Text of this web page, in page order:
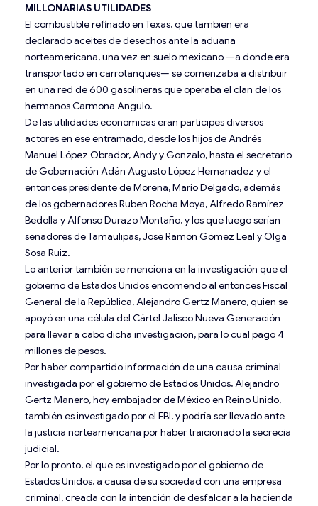
MILLONARIAS UTILIDADES
El combustible refinado en Texas, que también era
declarado aceites de desechos ante la aduana
norteamericana, una vez en suelo mexicano —a donde era
transportado en carrotanques— se comenzaba a distribuir
en una red de 600 gasolineras que operaba el clan de los
hermanos Carmona Angulo.
De las utilidades económicas eran partícipes diversos
actores en ese entramado, desde los hijos de Andrés
Manuel López Obrador, Andy y Gonzalo, hasta el secretario
de Gobernación Adán Augusto López Hernanadez y el
entonces presidente de Morena, Mario Delgado, además
de los gobernadores Ruben Rocha Moya, Alfredo Ramírez
Bedolla y Alfonso Durazo Montaño, y los que luego serían
senadores de Tamaulipas, José Ramón Gómez Leal y Olga
Sosa Ruiz.
Lo anterior también se menciona en la investigación que el
gobierno de Estados Unidos encomendó al entonces Fiscal
General de la República, Alejandro Gertz Manero, quien se
apoyó en una célula del Cártel Jalisco Nueva Generación
para llevar a cabo dicha investigación, para lo cual pagó 4
millones de pesos.
Por haber compartido información de una causa criminal
investigada por el gobierno de Estados Unidos, Alejandro
Gertz Manero, hoy embajador de México en Reino Unido,
también es investigado por el FBI, y podría ser llevado ante
la justicia norteamericana por haber traicionado la secrecía
judicial.
Por lo pronto, el que es investigado por el gobierno de
Estados Unidos, a causa de su sociedad con una empresa
criminal, creada con la intención de desfalcar a la hacienda